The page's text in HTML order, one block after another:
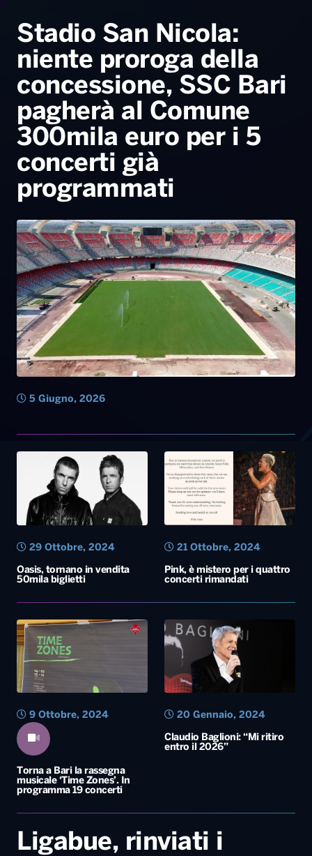
PALATOUR
Musica e Spettacolo
Sport
Radio Norba Consiglia
Leggerissime
Generale
Novità
Notiziario
Interviste
Oroscopo
Speciale Astrabilia 2026
Radio Norba News TV
Voce al Bari
Battiti Live 2026
Gallery
Stadio San Nicola:
niente proroga della
concessione, SSC Bari
pagherà al Comune
300mila euro per i 5
concerti già
programmati
5 Giugno, 2026
Oasis, tornano in vendita
50mila biglietti
29 Ottobre, 2024
Pink, è mistero per i quattro
concerti rimandati
21 Ottobre, 2024
Torna a Bari la rassegna
musicale ‘Time Zones’. In
programma 19 concerti
9 Ottobre, 2024
Claudio Baglioni: “Mi ritiro
entro il 2026”
20 Gennaio, 2024
Ligabue, rinviati i